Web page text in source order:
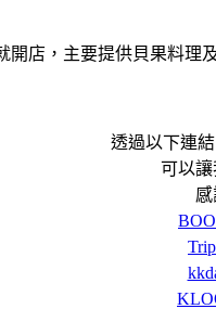
開店，主要提供貝果料理
透過以下連
可以讓
感